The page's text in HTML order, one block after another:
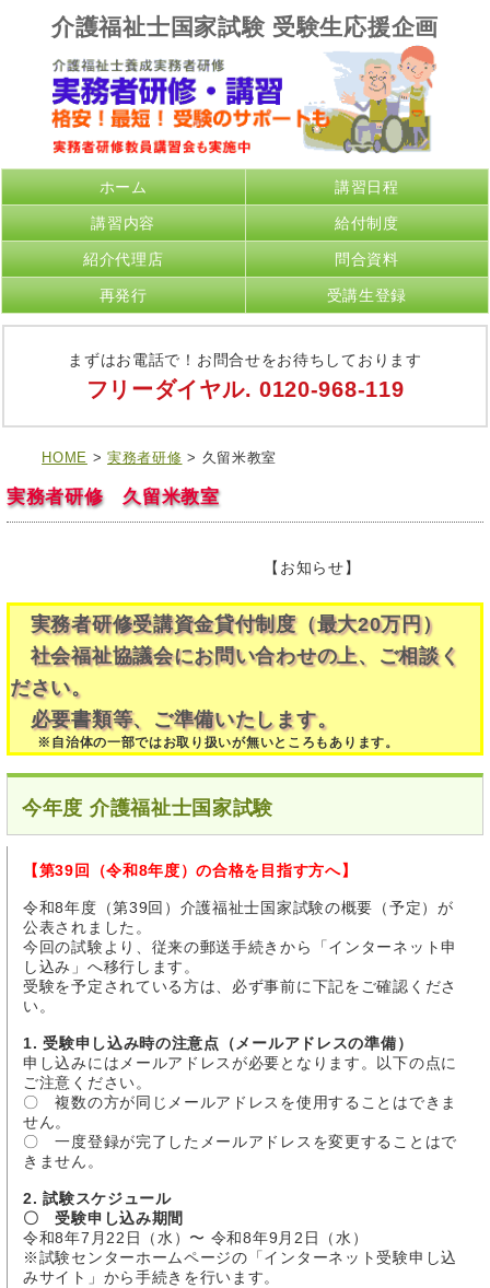
介護福祉士国家試験 受験生応援企画
ホーム 講習日程
講習内容 給付制度
紹介代理店 問合資料
再発行 受講生登録
まずはお電話で！お問合せをお待ちしております
フリーダイヤル. 0120-968-119
HOME >実務者研修 > 久留米教室
実務者研修 久留米教室
【お知らせ】
実務者研修受講資金貸付制度（最大20万円）
社会福祉協議会にお問い合わせの上、ご相談く
ださい。
必要書類等、ご準備いたします。
※自治体の一部ではお取り扱いが無いところもあります。
今年度 介護福祉士国家試験
【第39回（令和8年度）の合格を目指す方へ】
令和8年度（第39回）介護福祉士国家試験の概要（予定）が
公表されました。
今回の試験より、従来の郵送手続きから「インターネット申
し込み」へ移行します。
受験を予定されている方は、必ず事前に下記をご確認くださ
い。
1. 受験申し込み時の注意点（メールアドレスの準備）
申し込みにはメールアドレスが必要となります。以下の点に
ご注意ください。
〇 複数の方が同じメールアドレスを使用することはできま
せん。
〇 一度登録が完了したメールアドレスを変更することはで
きません。
2. 試験スケジュール
〇 受験申し込み期間
令和8年7月22日（水）〜 令和8年9月2日（水）
※試験センターホームページの「インターネット受験申し込
みサイト」から手続きを行います。